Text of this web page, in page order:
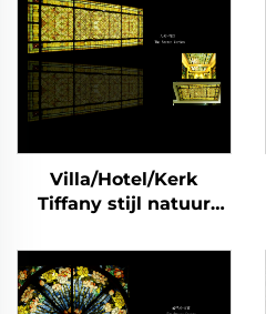
Villa/Hotel/Kerk
Tiffany stijl natuur
Koepel-3